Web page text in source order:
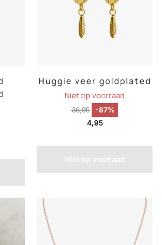
Huggie veer goldplated
Niet op voorraad
36,95
-87%
4,95
Niet op voorraad